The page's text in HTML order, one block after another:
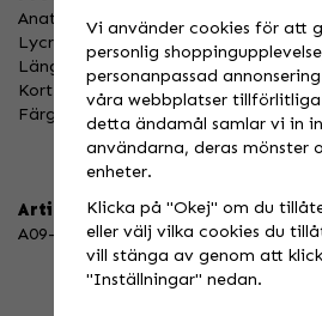
Anatomiskt skuren för obegränsad
Lycra-krage för för optimal komfort.
Längre ryggslut för att hålla tröjan
Kort manschett i Lycra.
Färgsublimeringsprocessen gör att
Artikelnummer:
A09-12C2-B02-09
Vi använder cookies för att
personlig
personanpassad
våra webbplatser tillförlitliga
detta ändamål samlar vi in
användarna, deras mönster
enheter.
Klicka på "Okej" om du
eller välj vilka cookies du
vill stänga av genom att
"Inställningar" nedan.